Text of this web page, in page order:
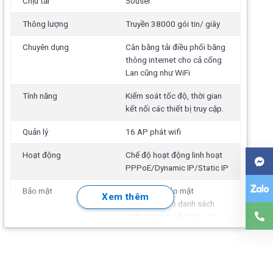
Thông lượng Truyền 38000 gói tin/ giây
Chuyên dụng
Cân bằng tải điều phối băng
thông internet cho cả cổng
Lan cũng như WiFi
Tính năng
Kiểm soát tốc độ, thời gian
kết nối các thiết bị truy cập.
Quản lý 16 AP phát wifi
Hoạt động
Chế độ hoạt động linh hoạt
PPPoE/Dynamic IP/Static IP
Bảo mật
Tường lửa bảo mật
(Firewall): Tạo danh sách
chặn, phân quyền truy cập
theo địa chỉ IP/MAC.
Xem thêm